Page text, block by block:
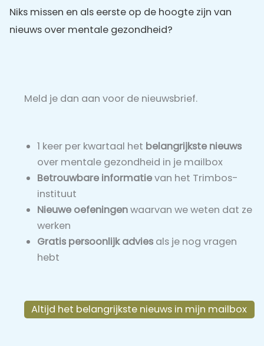
Niks missen en als eerste op de hoogte zijn van
nieuws over mentale gezondheid?
Meld je dan aan voor de nieuwsbrief.
1 keer per kwartaal het belangrijkste nieuws
over mentale gezondheid in je mailbox
Betrouwbare informatievan het Trimbos-
instituut
Nieuwe oefeningenwaarvan we weten dat ze
werken
Gratis persoonlijk advies als je nog vragen
hebt
Altijd het belangrijkste nieuws in mijn mailbox